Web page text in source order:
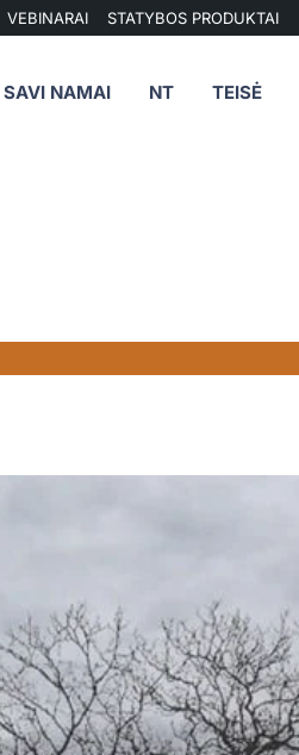
VEBINARAI STATYBOS PRODUKTAI
SAVI NAMAI NT TEISĖ